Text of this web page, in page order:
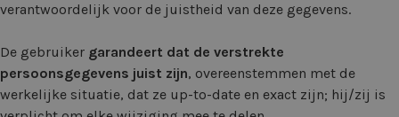
verantwoordelijk voor de juistheid van deze gegevens.
De gebruiker garandeert dat de verstrekte
persoonsgegevens juist zijn, overeenstemmen met de
werkelijke situatie, dat ze up-to-date en exact zijn; hij/zij is